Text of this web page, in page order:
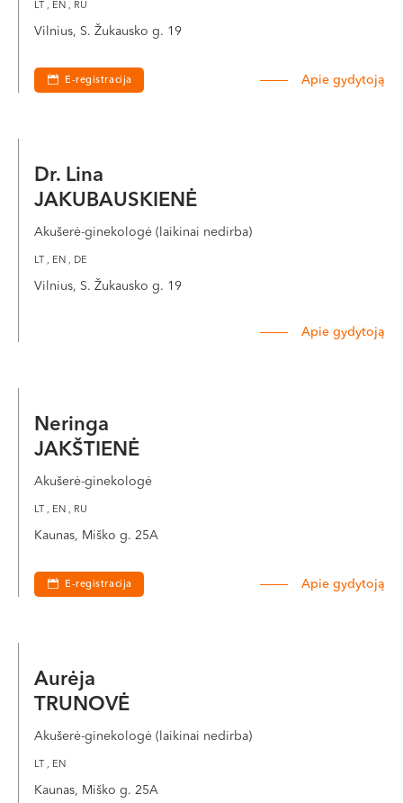
LT , EN , RU
Vilnius, S. Žukausko g. 19
E-registracija Apie gydytoją
Dr. Lina
JAKUBAUSKIENĖ
Akušerė-ginekologė (laikinai nedirba)
LT , EN , DE
Vilnius, S. Žukausko g. 19
Apie gydytoją
Neringa
JAKŠTIENĖ
Akušerė-ginekologė
LT , EN , RU
Kaunas, Miško g. 25A
E-registracija Apie gydytoją
Aurėja
TRUNOVĖ
Akušerė-ginekologė (laikinai nedirba)
LT , EN
Kaunas, Miško g. 25A